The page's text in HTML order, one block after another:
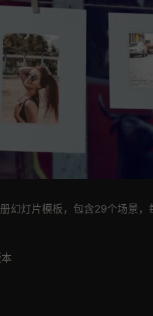
幻灯片模板，包含29个场景